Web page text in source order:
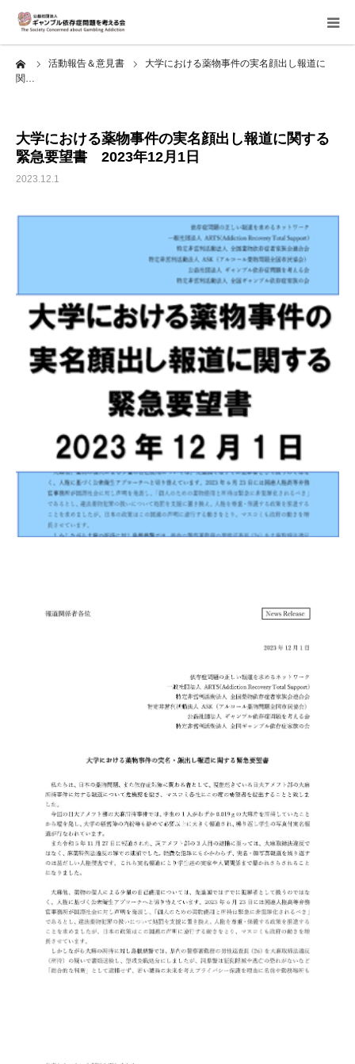
活動報告＆意見書
大学における薬物事件の実名顔出し報道に
関…
大学における薬物事件の実名顔出し報道に関する
緊急要望書 2023年12月1日
2023.12.1
当会について
家族相談会
当事者支援部
広報・啓発
プレスリリース
言語選択/Select Language:English